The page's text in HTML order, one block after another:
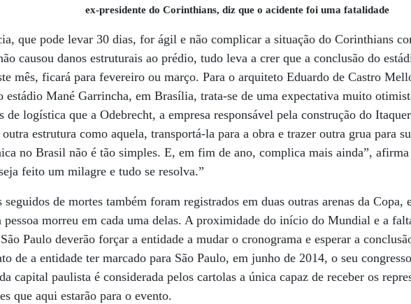
ex-presidente do Corinthians, diz que o acidente foi uma fatalidade
que pode levar 30 dias, for ágil e não complicar a situação do Corinthians
causou danos estruturais ao prédio, tudo leva a crer que a conclusão do
mês, ficará para fevereiro ou março. Para o arquiteto Eduardo de Castro
estádio Mané Garrincha, em Brasília, trata-se de uma expectativa muito
de logística que a Odebrecht, a empresa responsável pela construção do
outra estrutura como aquela, transportá-la para a obra e trazer outra grua para
no Brasil não é tão simples. E, em fim de ano, complica mais ainda”,
feito um milagre e tudo se resolva.”
seguidos de mortes também foram registrados em duas outras arenas da Copa,
pessoa morreu em cada uma delas. A proximidade do início do Mundial e a
Paulo deverão forçar a entidade a mudar o cronograma e esperar a
de a entidade ter marcado para São Paulo, em junho de 2014, o seu
capital paulista é considerada pelos cartolas a única capaz de receber os
que aqui estarão para o evento.